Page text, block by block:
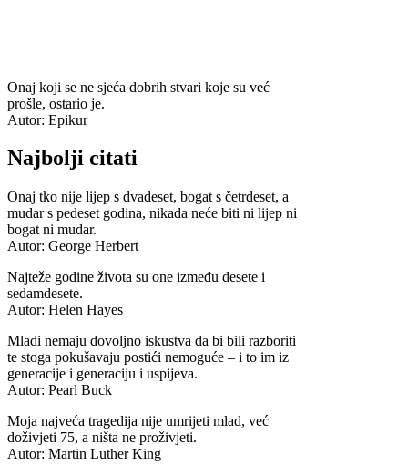
Onaj koji se ne sjeća dobrih stvari koje su već
prošle, ostario je.
Autor: Epikur
Najbolji citati
Onaj tko nije lijep s dvadeset, bogat s četrdeset, a
mudar s pedeset godina, nikada neće biti ni lijep ni
bogat ni mudar.
Autor: George Herbert
Najteže godine života su one između desete i
sedamdesete.
Autor: Helen Hayes
Mladi nemaju dovoljno iskustva da bi bili razboriti
te stoga pokušavaju postići nemoguće – i to im iz
generacije i generaciju i uspijeva.
Autor: Pearl Buck
Moja najveća tragedija nije umrijeti mlad, već
doživjeti 75, a ništa ne proživjeti.
Autor: Martin Luther King